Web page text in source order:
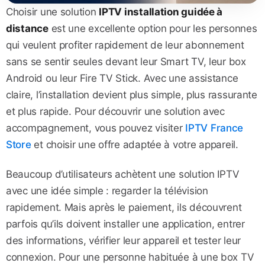
Choisir une solution IPTV installation guidée à
distanceest une excellente option pour les personnes
qui veulent profiter rapidement de leur abonnement
sans se sentir seules devant leur Smart TV, leur box
Android ou leur Fire TV Stick. Avec une assistance
claire, l’installation devient plus simple, plus rassurante
et plus rapide. Pour découvrir une solution avec
accompagnement, vous pouvez visiter IPTV France
Storeet choisir une offre adaptée à votre appareil.
Beaucoup d’utilisateurs achètent une solution IPTV
avec une idée simple : regarder la télévision
rapidement. Mais après le paiement, ils découvrent
parfois qu’ils doivent installer une application, entrer
des informations, vérifier leur appareil et tester leur
connexion. Pour une personne habituée à une box TV